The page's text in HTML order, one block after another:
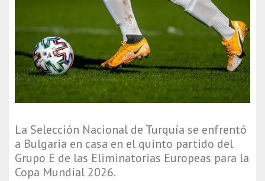
La Selección Nacional de Turquía se enfrentó
a Bulgaria en casa en el quinto partido del
Grupo E de las Eliminatorias Europeas para la
Copa Mundial 2026.